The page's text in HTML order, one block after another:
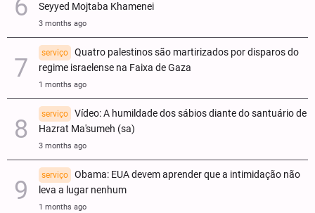
Seyyed Mojtaba Khamenei
3 months ago
serviço
Quatro palestinos são martirizados por disparos do
regime israelense na Faixa de Gaza
1 months ago
serviço
Vídeo: A humildade dos sábios diante do santuário de
Hazrat Ma'sumeh (sa)
3 months ago
serviço
Obama: EUA devem aprender que a intimidação não
leva a lugar nenhum
1 months ago